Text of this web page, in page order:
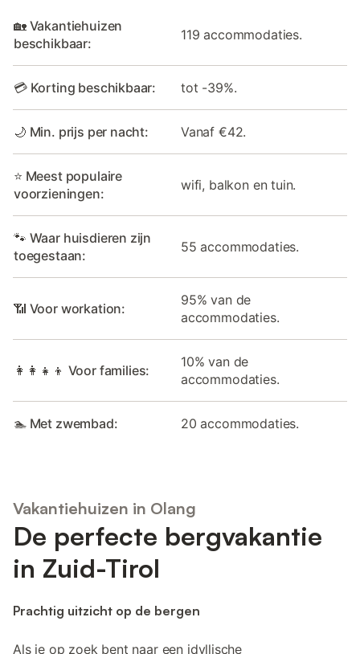
🏡 Vakantiehuizen
beschikbaar:
119 accommodaties.
💳 Korting beschikbaar: tot -39%.
🌙 Min. prijs per nacht: Vanaf €42.
⭐ Meest populaire
voorzieningen:
wifi, balkon en tuin.
🐾 Waar huisdieren zijn
toegestaan:
55 accommodaties.
📶 Voor workation:
95% van de
accommodaties.
👩‍👩‍👧‍👦 Voor families:
10% van de
accommodaties.
🏊 Met zwembad: 20 accommodaties.
Vakantiehuizen in Olang
De perfecte bergvakantie
in Zuid-Tirol
Prachtig uitzicht op de bergen
Als je op zoek bent naar een idyllische